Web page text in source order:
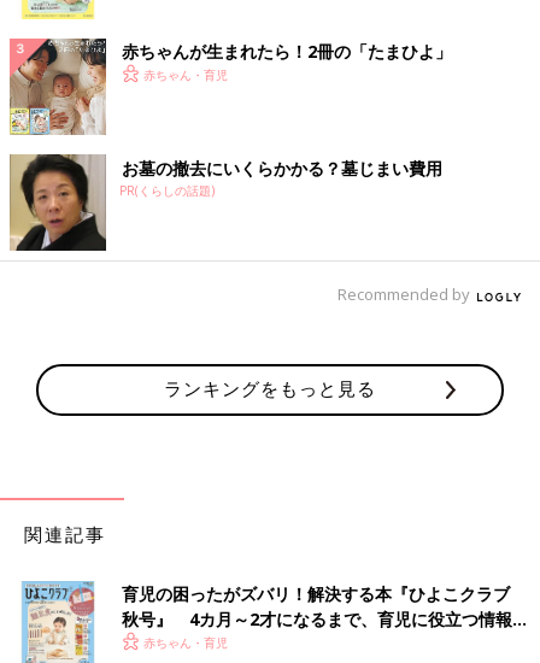
赤ちゃんが生まれたら！2冊の「たまひよ」
赤ちゃん・育児
お墓の撤去にいくらかかる？墓じまい費用
PR(くらしの話題)
Recommended by
ランキングをもっと見る
関連記事
育児の困ったがズバリ！解決する本『ひよこクラブ
秋号』 4カ月～2才になるまで、育児に役立つ情報が
いっぱい！
赤ちゃん・育児